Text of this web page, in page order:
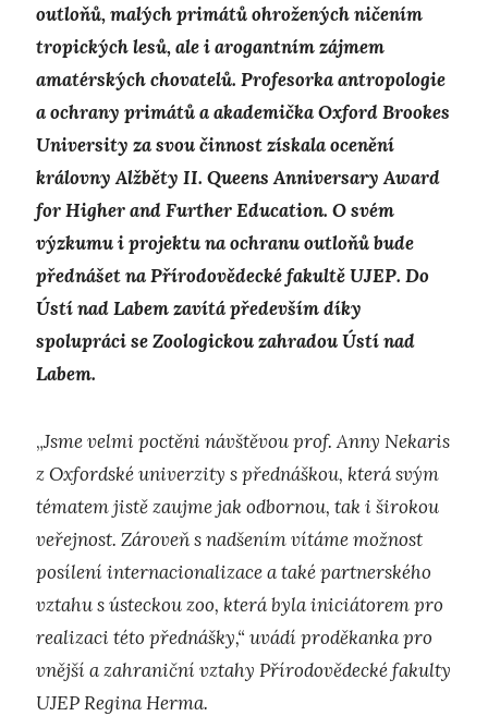
outloňů, malých primátů ohrožených ničením
tropických lesů, ale i arogantním zájmem
amatérských chovatelů. Profesorka antropologie
a ochrany primátů a akademička Oxford Brookes
University za svou činnost získala ocenění
královny Alžběty II. Queens Anniversary Award
for Higher and Further Education. O svém
výzkumu i projektu na ochranu outloňů bude
přednášet na Přírodovědecké fakultě UJEP. Do
Ústí nad Labem zavítá především díky
spolupráci se Zoologickou zahradou Ústí nad
Labem.
„Jsme velmi poctěni návštěvou prof. Anny Nekaris
z Oxfordské univerzity s přednáškou, která svým
tématem jistě zaujme jak odbornou, tak i širokou
veřejnost. Zároveň s nadšením vítáme možnost
posílení internacionalizace a také partnerského
vztahu s ústeckou zoo, která byla iniciátorem pro
realizaci této přednášky,“ uvádí proděkanka pro
vnější a zahraniční vztahy Přírodovědecké fakulty
UJEP Regina Herma.